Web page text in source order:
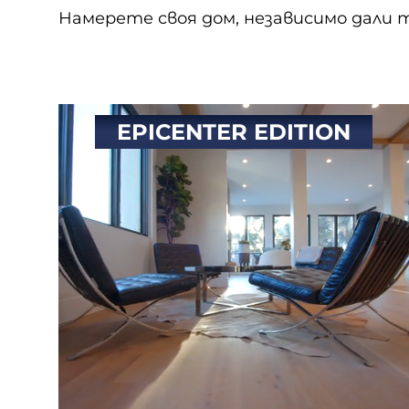
Намерете своя дом, независимо
EPICENTER EDITION